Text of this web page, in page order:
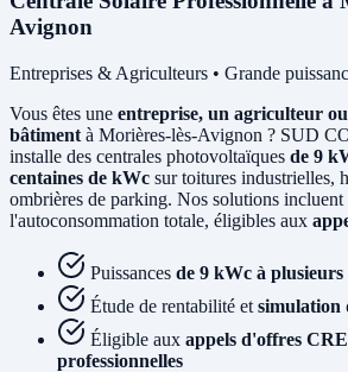
Avignon
Entreprises & Agriculteurs • Grande
Vous êtes une entreprise, un agriculteur
bâtiment à Morières-lès-Avignon ? SUD
installe des centrales photovoltaïques de 9
centaines de kWc sur toitures industrielles,
ombrières de parking. Nos solutions incluent
l'autoconsommation totale, éligibles aux
Puissances de 9 kWc à
Étude de rentabilité et simulation
Éligible aux appels d'offres
professionnelles